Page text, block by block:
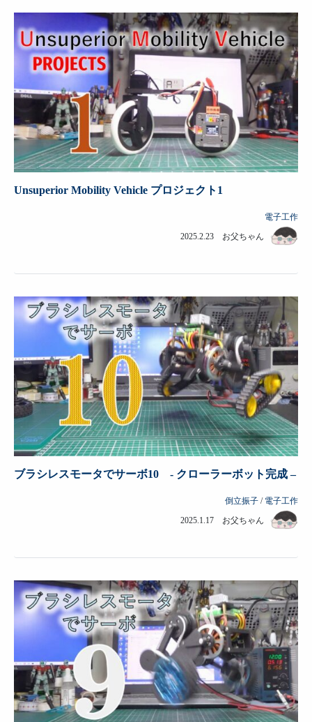
Unsuperior Mobility Vehicle プロジェクト1
電子工作
2025.2.23 お父ちゃん
ブラシレスモータでサーボ10 - クローラーボット完成 –
倒立振子 / 電子工作
2025.1.17 お父ちゃん